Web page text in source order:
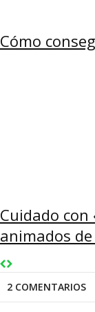
Cómo
Cuidado con
animados
2 COMENTARIOS